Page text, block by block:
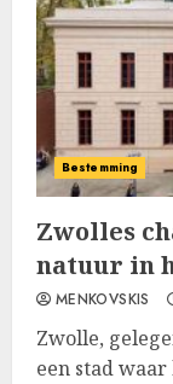
Bestemming
Zwolles
natuur in
MENKOVSKIS
Zwolle,
een stad